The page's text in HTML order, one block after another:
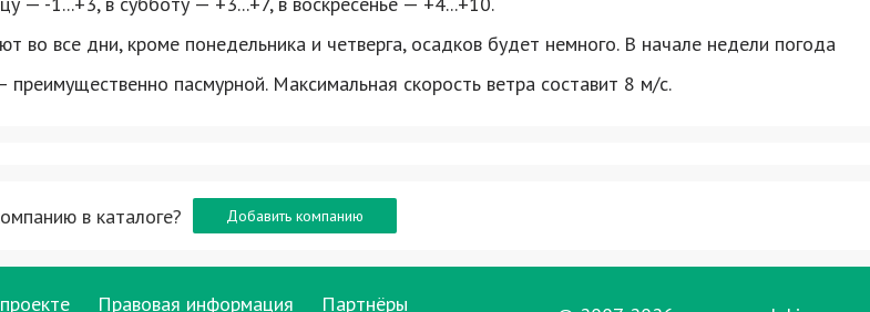
во все дни, кроме понедельника и четверга, осадков будет немного. В начале недели погода
пасмурной. Максимальная скорость ветра составит 8 м/с.
в каталоге? Добавить компанию
Правовая информация Партнёры